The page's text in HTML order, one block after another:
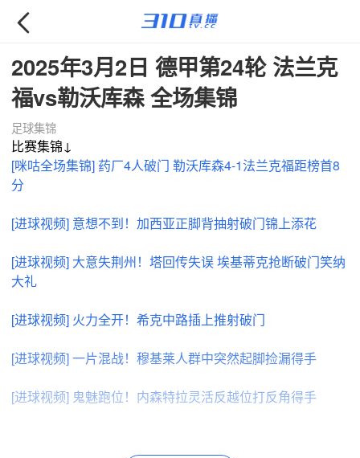

2025年3月2日 德甲第24轮 法兰克
福vs勒沃库森 全场集锦
足球集锦
比赛集锦↓
[咪咕全场集锦] 药厂4人破门 勒沃库森4-1法兰克福距榜首8
分
[进球视频] 意想不到！加西亚正脚背抽射破门锦上添花
[进球视频] 大意失荆州！塔回传失误 埃基蒂克抢断破门笑纳
大礼
[进球视频] 火力全开！希克中路插上推射破门
[进球视频] 一片混战！穆基莱人群中突然起脚捡漏得手
[进球视频] 鬼魅跑位！内森特拉灵活反越位打反角得手